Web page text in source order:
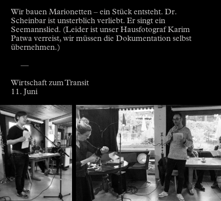
Wir bauen Marionetten – ein Stück entsteht. Dr.
Scheinbar ist unsterblich verliebt. Er singt ein
Seemannslied. (Leider ist unser Hausfotograf Karim
Patwa verreist, wir müssen die Dokumentation selbst
übernehmen.)
—
Wirtschaft zum Transit
11. Juni